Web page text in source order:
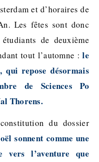
et d’horaires de
Les fêtes sont donc
de deuxième
tout l’automne : le
repose désormais
de Sciences Po
Thorens.
du dossier
sonnent comme une
l’aventure que